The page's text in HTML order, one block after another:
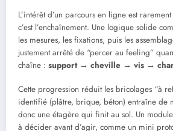
L’intérêt d’un parcours en ligne est
c’est l’enchaînement. Une logique solide
les mesures, les fixations, puis les
justement arrêté de “percer au feeling”
chaîne : support → cheville → vis →
Cette progression réduit les bricolages “à
identifié (plâtre, brique, béton) entraîne de
donc une étagère qui finit au sol. Un
à décider avant d’agir, comme un mini